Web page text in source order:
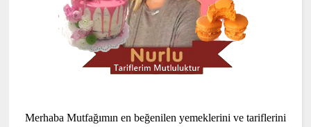
Merhaba Mutfağımın en beğenilen yemeklerini ve tariflerini